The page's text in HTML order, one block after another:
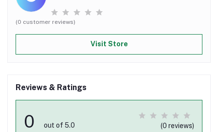
(0 customer reviews)
Visit Store
Reviews & Ratings
0 out of 5.0 (0 reviews)